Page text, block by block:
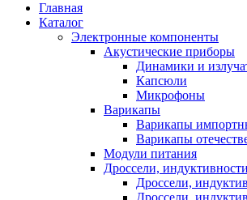
Главная
Каталог
Электронные компоненты
Акустические приборы
Динамики и
Капсюли
Микрофоны
Варикапы
Варикапы
Варикапы
Модули питания
Дроссели,
Дроссели,
Дроссели,